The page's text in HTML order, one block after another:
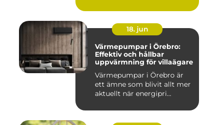
18. jun
Värmepumpar i Örebro:
Effektiv och hållbar
uppvärmning för villaägare
Värmepumpar i Örebro är
ett ämne som blivit allt mer
aktuellt när energipri...